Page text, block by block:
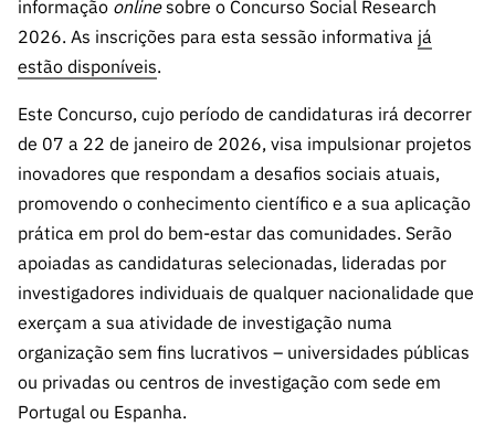
s
públicas
Manifesta
Interesse
FCCN,
serviços
digitais da
Canais de
Denúncia
s
Apoios
PRR –
“Ciência +
informação onlinesobre o Concurso Social Research
2026. As inscrições para esta sessão informativa já
estão disponíveis.
Este Concurso, cujo período de candidaturas irá decorrer
de 07 a 22 de janeiro de 2026, visa impulsionar projetos
inovadores que respondam a desafios sociais atuais,
promovendo o conhecimento científico e a sua aplicação
prática em prol do bem-estar das comunidades. Serão
apoiadas as candidaturas selecionadas, lideradas por
investigadores individuais de qualquer nacionalidade que
exerçam a sua atividade de investigação numa
organização sem fins lucrativos – universidades públicas
ou privadas ou centros de investigação com sede em
Portugal ou Espanha.